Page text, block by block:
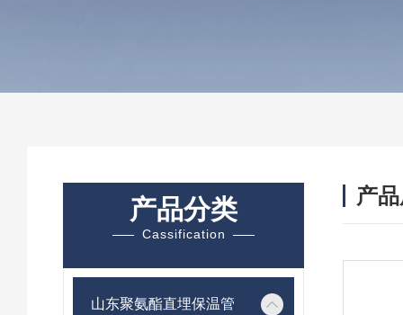
产品分类
Cassification
山东聚氨酯直埋保温管
产